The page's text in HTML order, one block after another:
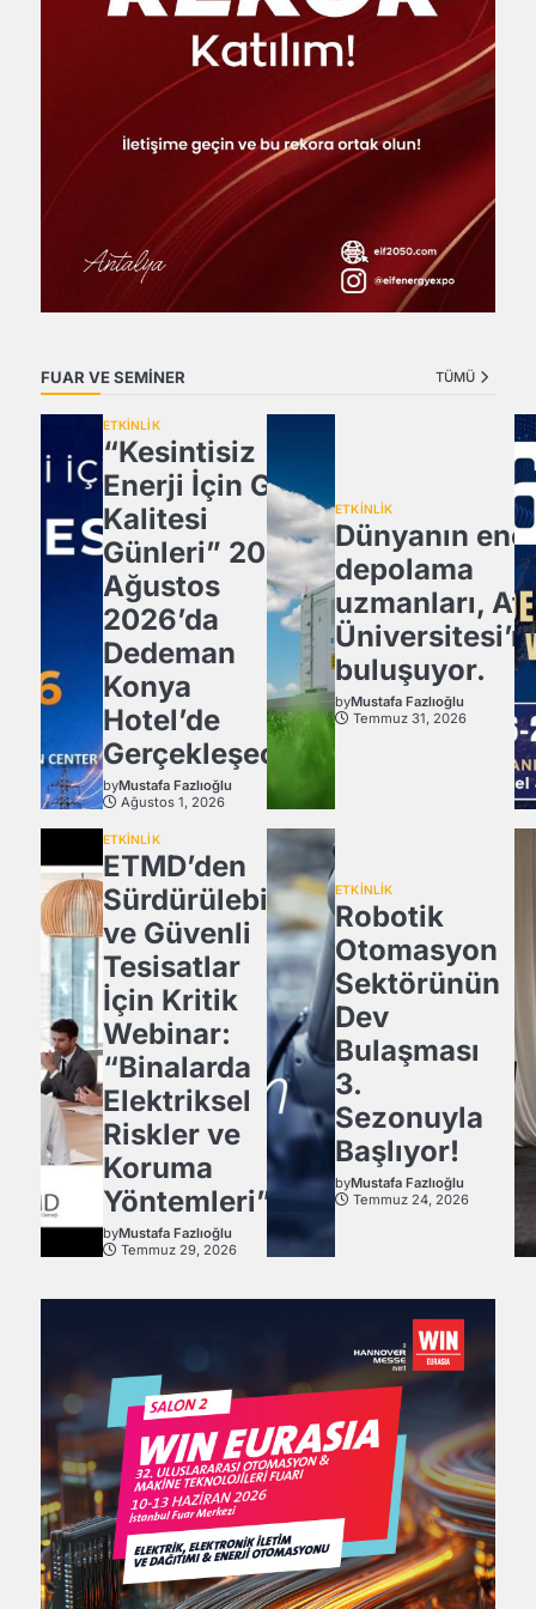
FUAR VE SEMİNER TÜMÜ
ETKİNLİK
“Kesintisiz
Enerji İçin Güç
Kalitesi
Günleri” 20
Ağustos
2026’da
Dedeman
Konya
Hotel’de
Gerçekleşecek
byMustafa Fazlıoğlu
Ağustos 1, 2026
ETKİNLİK
Dünyanın
depolama
uzmanları,
buluşuyor.
byMustafa Fazlıoğlu
Temmuz 31, 2026
ETKİNLİK
ETMD’den
Sürdürülebilir
ve Güvenli
Tesisatlar
İçin Kritik
Webinar:
“Binalarda
Elektriksel
Riskler ve
Koruma
Yöntemleri”
byMustafa Fazlıoğlu
Temmuz 29, 2026
ETKİNLİK
Robotik
Otomasyon
Sektörünün
Dev
Bulaşması
3.
Sezonuyla
Başlıyor!
byMustafa Fazlıoğlu
Temmuz 24, 2026